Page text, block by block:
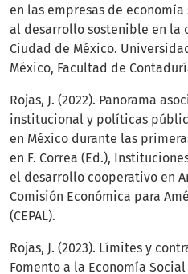
en las empresas de
al desarrollo sostenible en la
Ciudad de México.
México, Facultad de
Rojas, J. (2022). Panorama
institucional y políticas
en México durante las
en F. Correa (Ed.),
el desarrollo cooperativo en
Comisión Económica para
(CEPAL).
Rojas, J. (2023). Límites y
Fomento a la Economía Social